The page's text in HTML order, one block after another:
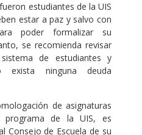
estudiantes de la UIS
estar a paz y salvo con
poder formalizar su
se recomienda revisar
de estudiantes y
exista ninguna deuda
de asignaturas
programa de la UIS, es
Consejo de Escuela de su